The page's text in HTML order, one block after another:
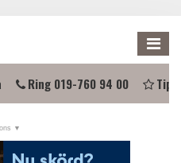
Ring 019-760 94 00